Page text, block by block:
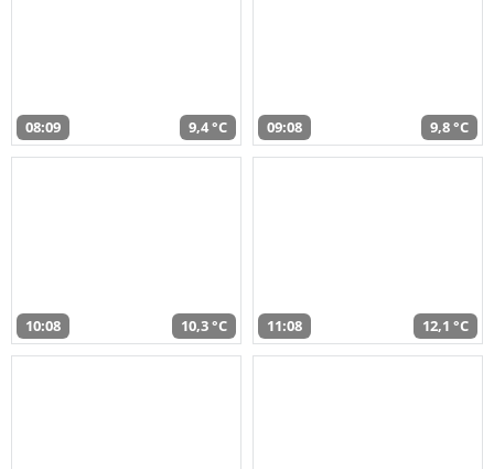
08:09 9,4 °C 09:08 9,8 °C
10:08 10,3 °C 11:08 12,1 °C